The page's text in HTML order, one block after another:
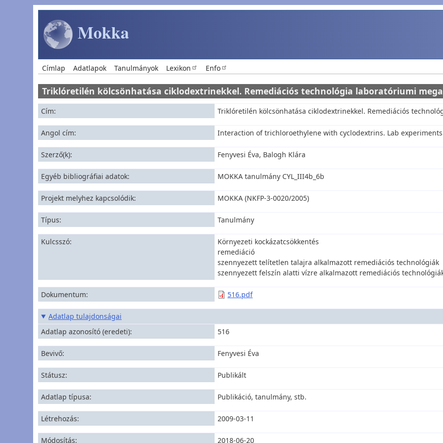
Ugrás a tartalomra
Mokka
Main navigation
Címlap Adatlapok Tanulmányok Lexikon Enfo
Triklóretilén kölcsönhatása ciklodextrinekkel. Remediációs technológia laboratóriumi
Cím Triklóretilén kölcsönhatása ciklodextrinekkel. Remediációs
Angol cím Interaction of trichloroethylene with cyclodextrins. Lab
Szerző(k) Fenyvesi Éva, Balogh Klára
Egyéb bibliográfiai adatok MOKKA tanulmány CYL_III4b_6b
Projekt melyhez kapcsolódik MOKKA (NKFP-3-0020/2005)
Típus Tanulmány
Kulcsszó
Környezeti kockázatcsökkentés
remediáció
szennyezett telítetlen talajra alkalmazott remediációs technológiák
szennyezett felszín alatti vízre alkalmazott remediációs
Dokumentum 516.pdf
Adatlap tulajdonságai
Adatlap azonosító (eredeti)
516
Bevivő Fenyvesi Éva
Státusz Publikált
Adatlap típusa Publikáció, tanulmány, stb.
Létrehozás 2009-03-11
Módosítás 2018-06-20